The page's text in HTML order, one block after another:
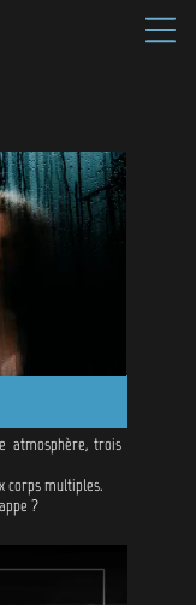
atmosphère, trois
corps multiples.
?